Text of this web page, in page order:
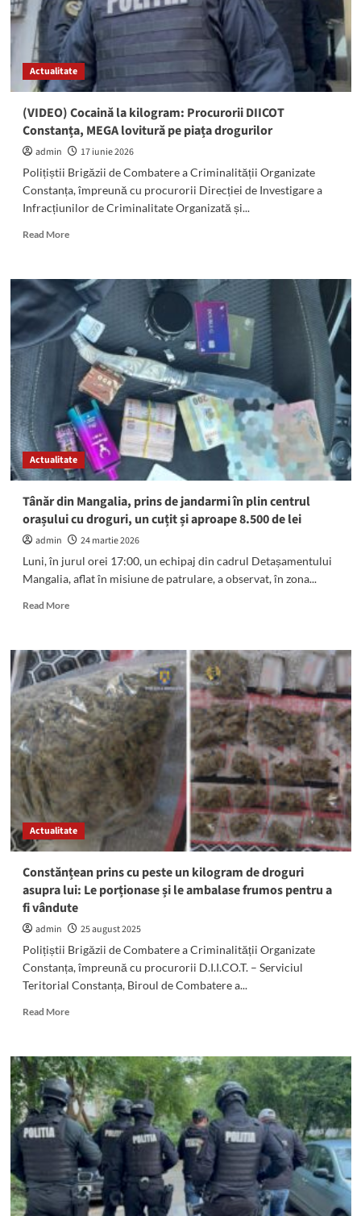
Actualitate
(VIDEO) Cocaină la kilogram: Procurorii DIICOT
Constanța, MEGA lovitură pe piața drogurilor
admin
17 iunie 2026
Polițiștii Brigăzii de Combatere a Criminalității Organizate
Constanța, împreună cu procurorii Direcției de Investigare a
Infracțiunilor de Criminalitate Organizată și...
Read MoreRead
(VIDEO)
Cocaină
la
kilogram:
Procurorii
DIICOT
Constanța,
MEGA
lovitură
pe
piața
drogurilor
Actualitate
Tânăr din Mangalia, prins de jandarmi în plin centrul
orașului cu droguri, un cuțit și aproape 8.500 de lei
admin
24 martie 2026
Luni, în jurul orei 17:00, un echipaj din cadrul Detașamentului
Mangalia, aflat în misiune de patrulare, a observat, în zona...
Read MoreRead
Tânăr
din
Mangalia,
prins
de
jandarmi
în
plin
centrul
orașului
cu
droguri,
un
aproape
8.500
de
lei
Actualitate
Constănțean prins cu peste un kilogram de droguri
asupra lui: Le porționase și le ambalase frumos pentru a
fi vândute
admin
25 august 2025
Polițiștii Brigăzii de Combatere a Criminalității Organizate
Constanța, împreună cu procurorii D.I.I.CO.T. – Serviciul
Teritorial Constanța, Biroul de Combatere a...
Read MoreRead
Constănțean
prins
cu
peste
un
kilogram
de
droguri
asupra
lui:
Le